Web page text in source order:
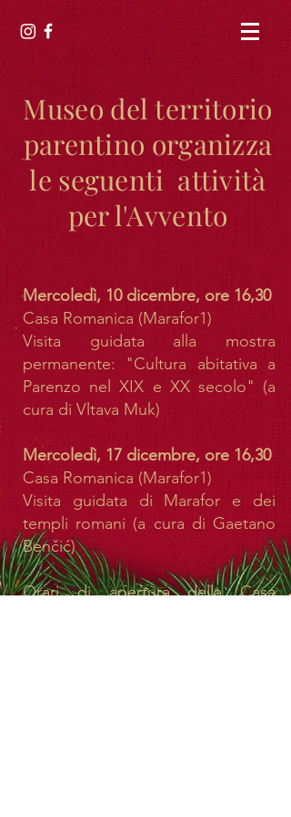
Museo del territorio
parentino organizza
le seguenti attività
per l'Avvento
Mercoledì, 10 dicembre, ore 16,30
Casa Romanica (Marafor1)
Visita guidata alla mostra
permanente: "Cultura abitativa a
Parenzo nel XIX e XX secolo" (a
cura di Vltava Muk)
Mercoledì, 17 dicembre, ore 16,30
Casa Romanica (Marafor1)
Visita guidata di Marafor e dei
templi romani (a cura di Gaetano
Benčić)
Orari di apertura della Casa